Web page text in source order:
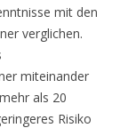
mit den
verglichen.
miteinander
als 20
Risiko